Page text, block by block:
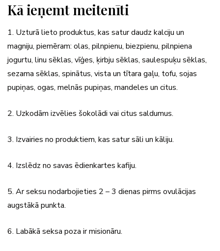
Kā ieņemt meitenīti
1. Uzturā lieto produktus, kas satur daudz kalciju un
magniju, piemēram: olas, pilnpienu, biezpienu, pilnpiena
jogurtu, linu sēklas, vīģes, ķirbju sēklas, saulespuķu sēklas,
sezama sēklas, spinātus, vista un tītara gaļu, tofu, sojas
pupiņas, ogas, melnās pupiņas, mandeles un citus.
2. Uzkodām izvēlies šokolādi vai citus saldumus.
3. Izvairies no produktiem, kas satur sāli un kāliju.
4. Izslēdz no savas ēdienkartes kafiju.
5. Ar seksu nodarbojieties 2 – 3 dienas pirms ovulācijas
augstākā punkta.
6. Labākā seksa poza ir misionāru.